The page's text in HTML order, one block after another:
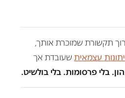
תקשורת שמוכרת אותך,
עצמאיתשעובדת אך
בלי פרסומות. בלי בולשיט.